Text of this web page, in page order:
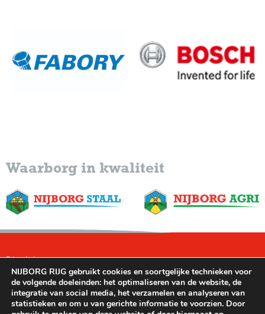
Waarborg in kwaliteit
Disclaimer
Leveringsvoorwaarden
Privacybeleid
NIJBORG RIJG gebruikt cookies en soortgelijke technieken voor
de volgende doeleinden: het optimaliseren van de website, de
integratie van social media, het verzamelen en analyseren van
statistieken en om u van gerichte informatie te voorzien. Door